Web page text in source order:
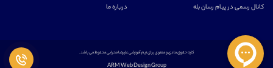
کانال رسمی در پیام رسان بله
درباره ما
کلیه حقوق مادی و معنوی برای تیم آموزشی علیرضا محرابی محفوظ می باشد.
ARM Web Design Group